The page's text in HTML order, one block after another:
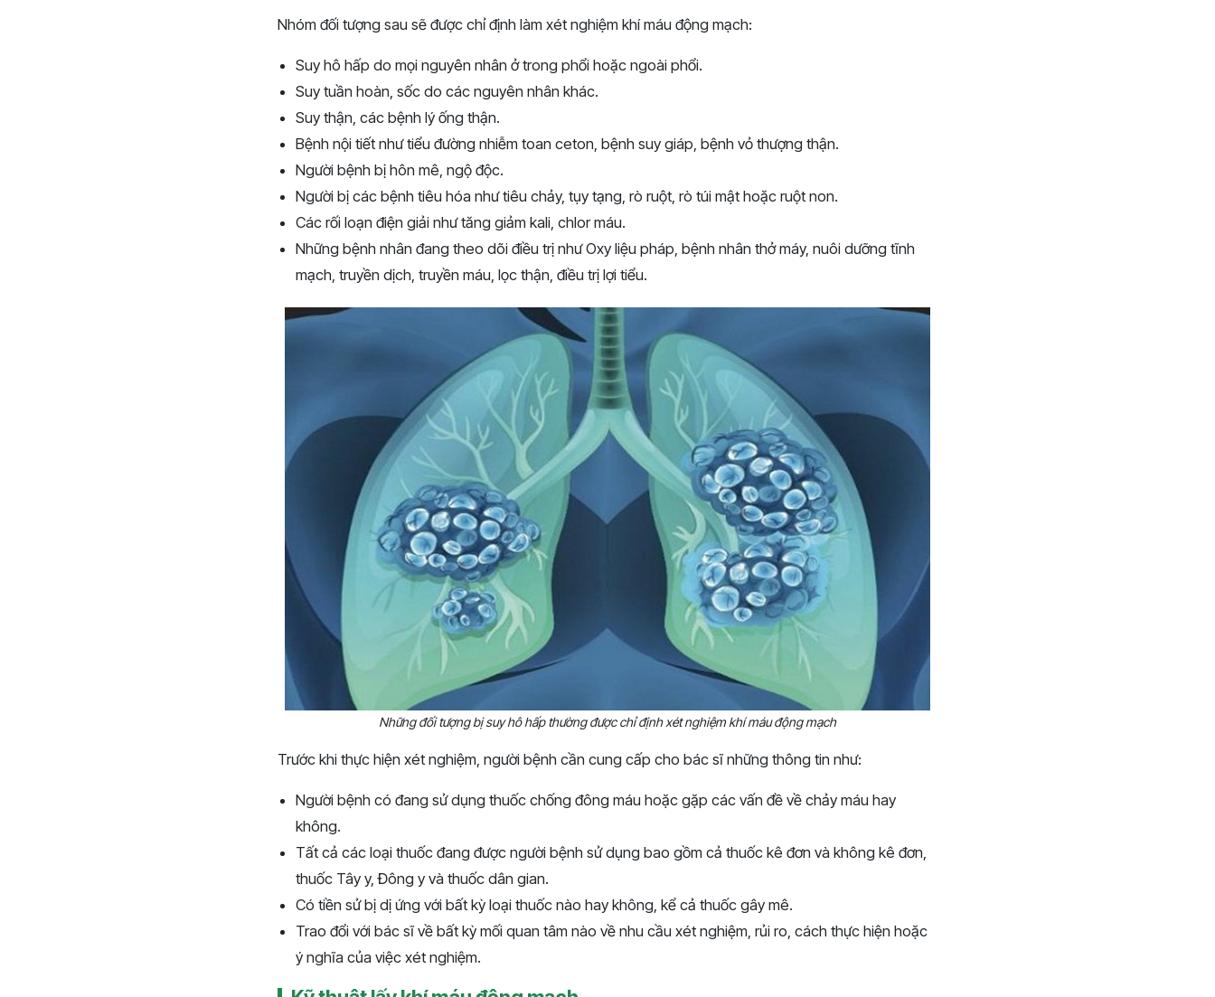
Nhóm đối tượng sau sẽ được chỉ định làm xét nghiệm khí máu động mạch:
Suy hô hấp do mọi nguyên nhân ở trong phổi hoặc ngoài phổi.
Suy tuần hoàn, sốc do các nguyên nhân khác.
Suy thận, các bệnh lý ống thận.
Bệnh nội tiết như tiểu đường nhiễm toan ceton, bệnh suy giáp, bệnh vỏ thượng thận.
Người bệnh bị hôn mê, ngộ độc.
Người bị các bệnh tiêu hóa như tiêu chảy, tụy tạng, rò ruột, rò túi mật hoặc ruột non.
Các rối loạn điện giải như tăng giảm kali, chlor máu.
Những bệnh nhân đang theo dõi điều trị như Oxy liệu pháp, bệnh nhân thở máy, nuôi dưỡng tĩnh
mạch, truyền dịch, truyền máu, lọc thận, điều trị lợi tiểu.
Những đối tượng bị suy hô hấp thường được chỉ định xét nghiệm khí máu động mạch
Trước khi thực hiện xét nghiệm, người bệnh cần cung cấp cho bác sĩ những thông tin như:
Người bệnh có đang sử dụng thuốc chống đông máu hoặc gặp các vấn đề về chảy máu hay
không.
Tất cả các loại thuốc đang được người bệnh sử dụng bao gồm cả thuốc kê đơn và không kê đơn,
thuốc Tây y, Đông y và thuốc dân gian.
Có tiền sử bị dị ứng với bất kỳ loại thuốc nào hay không, kể cả thuốc gây mê.
Trao đổi với bác sĩ về bất kỳ mối quan tâm nào về nhu cầu xét nghiệm, rủi ro, cách thực hiện hoặc
ý nghĩa của việc xét nghiệm.